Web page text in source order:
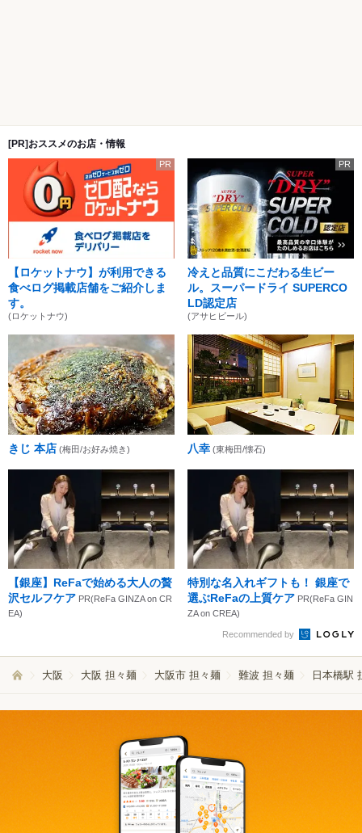
[PR]おススメのお店・情報
PR
【ロケットナウ】が利用できる
食べログ掲載店舗をご紹介しま
す。
(ロケットナウ)
PR
冷えと品質にこだわる生ビー
ル。スーパードライ SUPERCO
LD認定店
(アサヒビール)
きじ 本店 (梅田/お好み焼き) 八幸 (東梅田/懐石)
【銀座】ReFaで始める大人の贅
沢セルフケア PR(ReFa GINZA on CR
EA)
特別な名入れギフトも！ 銀座で
選ぶReFaの上質ケア PR(ReFa GIN
ZA on CREA)
Recommended by
大阪 大阪 担々麺 大阪市 担々麺 難波 担々麺 日本橋駅